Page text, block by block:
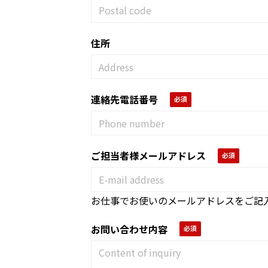
住所
連絡先電話番号
ご担当者様メールアドレス
お仕事でお使いのメールアドレスをご記
お問い合わせ内容